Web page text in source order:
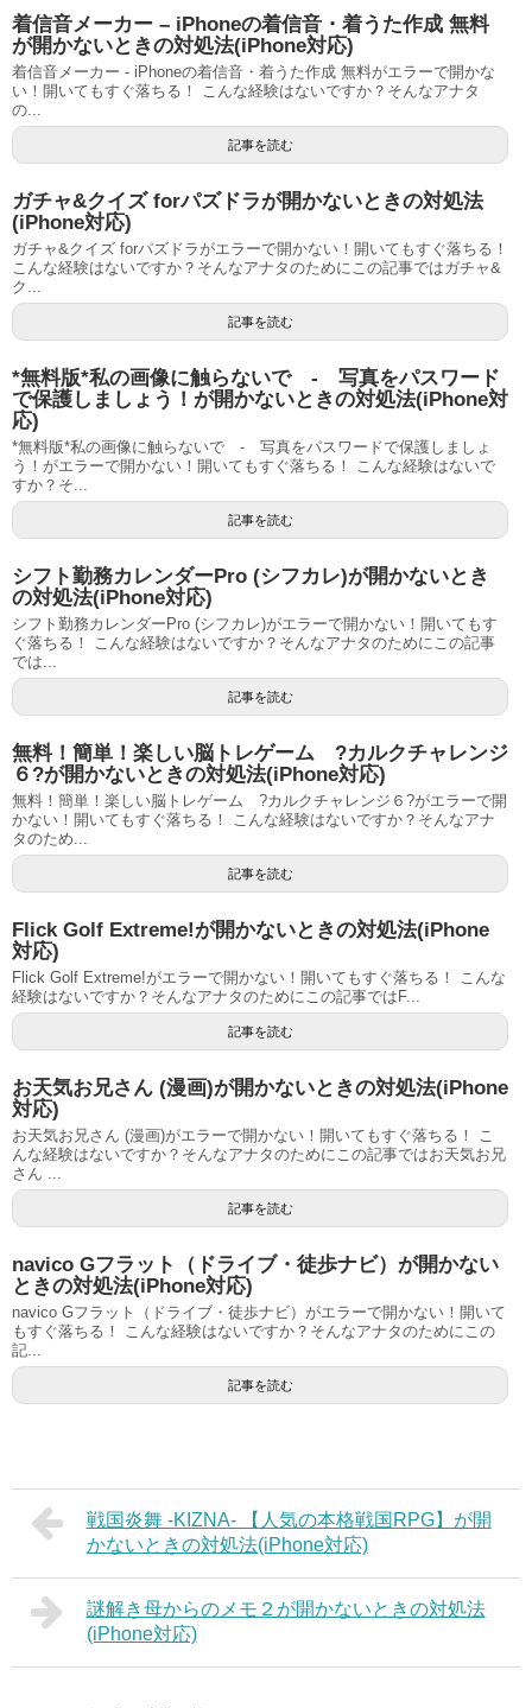
着信音メーカー – iPhoneの着信音・着うた作成 無料
が開かないときの対処法(iPhone対応)
着信音メーカー - iPhoneの着信音・着うた作成 無料がエラーで開かな
い！開いてもすぐ落ちる！ こんな経験はないですか？そんなアナタ
の...
記事を読む
ガチャ&クイズ forパズドラが開かないときの対処法
(iPhone対応)
ガチャ&クイズ forパズドラがエラーで開かない！開いてもすぐ落ちる！
こんな経験はないですか？そんなアナタのためにこの記事ではガチャ&
ク...
記事を読む
*無料版*私の画像に触らないで - 写真をパスワード
で保護しましょう！が開かないときの対処法(iPhone対
応)
*無料版*私の画像に触らないで - 写真をパスワードで保護しましょ
う！がエラーで開かない！開いてもすぐ落ちる！ こんな経験はないで
すか？そ...
記事を読む
シフト勤務カレンダーPro (シフカレ)が開かないとき
の対処法(iPhone対応)
シフト勤務カレンダーPro (シフカレ)がエラーで開かない！開いてもす
ぐ落ちる！ こんな経験はないですか？そんなアナタのためにこの記事
では...
記事を読む
無料！簡単！楽しい脳トレゲーム ?カルクチャレンジ
６?が開かないときの対処法(iPhone対応)
無料！簡単！楽しい脳トレゲーム ?カルクチャレンジ６?がエラーで開
かない！開いてもすぐ落ちる！ こんな経験はないですか？そんなアナ
タのため...
記事を読む
Flick Golf Extreme!が開かないときの対処法(iPhone
対応)
Flick Golf Extreme!がエラーで開かない！開いてもすぐ落ちる！ こんな
経験はないですか？そんなアナタのためにこの記事ではF...
記事を読む
お天気お兄さん (漫画)が開かないときの対処法(iPhone
対応)
お天気お兄さん (漫画)がエラーで開かない！開いてもすぐ落ちる！ こ
んな経験はないですか？そんなアナタのためにこの記事ではお天気お兄
さん ...
記事を読む
navico Gフラット（ドライブ・徒歩ナビ）が開かない
ときの対処法(iPhone対応)
navico Gフラット（ドライブ・徒歩ナビ）がエラーで開かない！開いて
もすぐ落ちる！ こんな経験はないですか？そんなアナタのためにこの
記...
記事を読む
戦国炎舞 -KIZNA- 【人気の本格戦国RPG】が開
かないときの対処法(iPhone対応)
謎解き母からのメモ２が開かないときの対処法
(iPhone対応)